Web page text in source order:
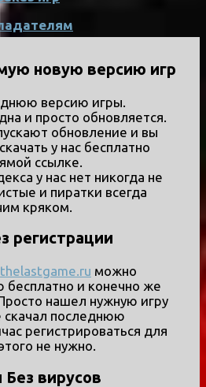
новую версию игр
версию игры.
и просто обновляется.
обновление и вы
у нас бесплатно
ссылке.
у нас нет никогда не
и пиратки всегда
кряком.
регистрации
thelastgame.ru можно
бесплатно и конечно же
нашел нужную игру
скачал последнюю
регистрироваться для
не нужно.
Без вирусов